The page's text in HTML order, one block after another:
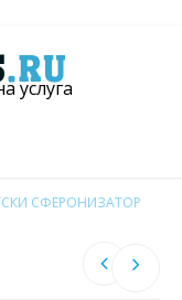
услуга
СФЕРОНИЗАТОР